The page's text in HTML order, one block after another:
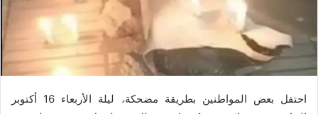
احتفل بعض المواطنين بطريقة مضحكة، ليلة الأربعاء 16 أكتوبر